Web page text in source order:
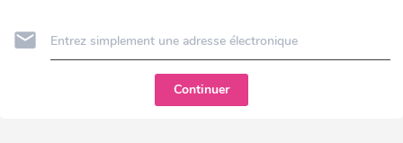
Continuer